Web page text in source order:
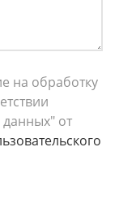
на обработку
от